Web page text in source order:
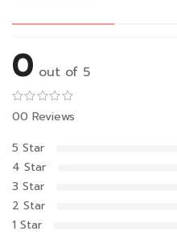
0 out of 5
00 Reviews
5 Star
4 Star
3 Star
2 Star
1 Star